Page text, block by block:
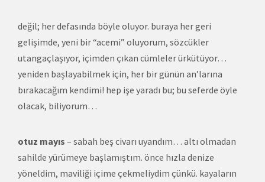
değil; her defasında böyle oluyor. buraya her geri
gelişimde, yeni bir “acemi” oluyorum, sözcükler
utangaçlaşıyor, içimden çıkan cümleler ürkütüyor…
yeniden başlayabilmek için, her bir günün an’larına
bırakacağım kendimi! hep işe yaradı bu; bu seferde öyle
olacak, biliyorum…
otuz mayıs – sabah beş civarı uyandım… altı olmadan
sahilde yürümeye başlamıştım. önce hızla denize
yöneldim, maviliği içime çekmeliydim çünkü. kayaların